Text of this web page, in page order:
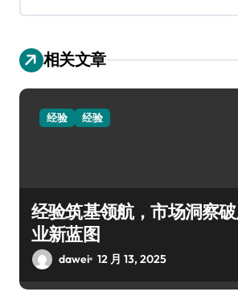
相关文章
经验 经验
经验筑基领航，市场洞察
业新蓝图
dawei 12 月 13, 2025